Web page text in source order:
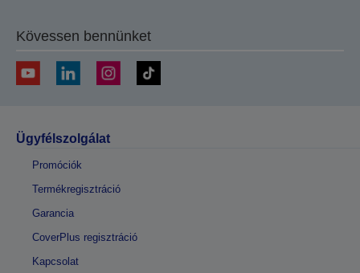
Kövessen bennünket
Ügyfélszolgálat
Promóciók
Termékregisztráció
Garancia
CoverPlus regisztráció
Kapcsolat